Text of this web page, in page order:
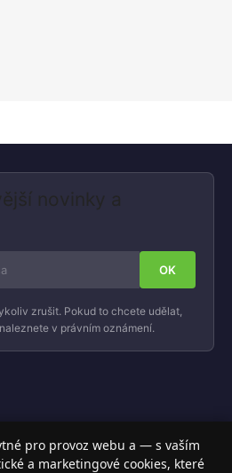
novinky a
zrušit. Pokud to chcete udělat,
v právním oznámení.
Apple produkty, příslušenstvím a
a s jistotou.
pro provoz webu a — s vaším
a marketingové cookies, které